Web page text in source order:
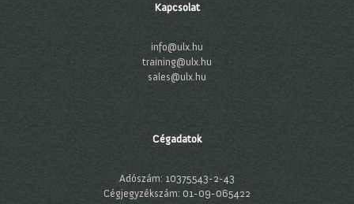
Kapcsolat
info@ulx.hu
training@ulx.hu
sales@ulx.hu
Cégadatok
Adószám: 10375543-2-43
Cégjegyzékszám: 01-09-065422